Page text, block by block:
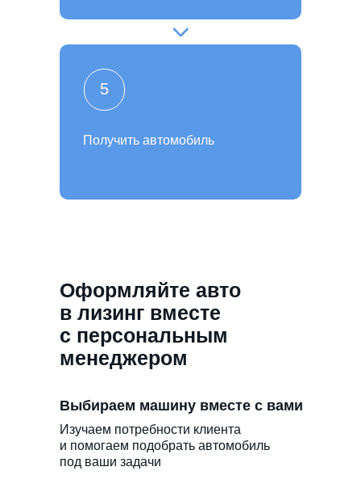
Получить автомобиль
5
Выбираем машину вместе с вами
Изучаем потребности клиента
и помогаем подобрать автомобиль
под ваши задачи
Оформляйте авто
в лизинг вместе
с персональным
менеджером